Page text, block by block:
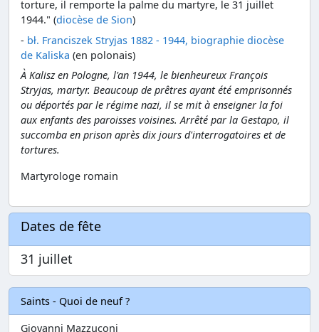
torture, il remporte la palme du martyre, le 31 juillet
1944." (diocèse de Sion)
- bł. Franciszek Stryjas 1882 - 1944, biographie diocèse
de Kaliska (en polonais)
À Kalisz en Pologne, l'an 1944, le bienheureux François
Stryjas, martyr. Beaucoup de prêtres ayant été emprisonnés
ou déportés par le régime nazi, il se mit à enseigner la foi
aux enfants des paroisses voisines. Arrêté par la Gestapo, il
succomba en prison après dix jours d'interrogatoires et de
tortures.
Martyrologe romain
Dates de fête
31 juillet
Saints - Quoi de neuf ?
Giovanni Mazzuconi